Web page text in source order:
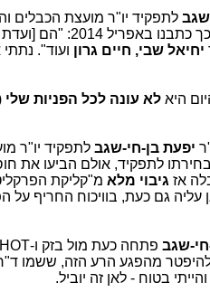
שגבלתפקיד יו"ר מועצת הכבלים
באפריל 2014: "הם [ועדת האיתור]
יחיאל שבי, חיים גרון ועוד".
היאלא עונה לכל הפניות שלי
יפעת בן-חי-שגב לתפקיד יו"ר
לתפקיד, אולם הביעו את
אז גיבוי מלא מ"קליקת
גם כעת, בוויכוח החריף על
חי-שגב
מהפגע הרע הזה, ששמו
בטוח - לאן זה יוביל.